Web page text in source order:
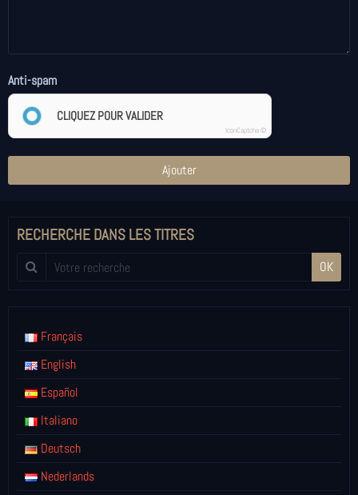
Anti-spam
CLIQUEZ POUR VALIDER
IconCaptcha ©
Ajouter
RECHERCHE DANS LES TITRES
OK
Français
English
Español
Italiano
Deutsch
Nederlands